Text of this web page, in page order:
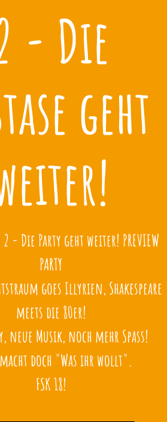
- Die
geht
- Die Party geht weiter! PREVIEW
PARTY
goes Illyrien, Shakespeare
meets die 80er!
neue Musik, noch mehr Spass!
doch "Was ihr wollt".